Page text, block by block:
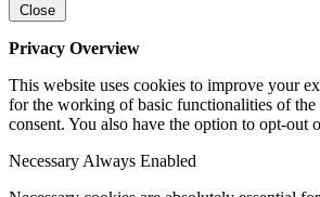
Close
Privacy Overview
This website uses cookies to improve your
for the working of basic functionalities of
consent. You also have the option to opt-out
Necessary Always Enabled